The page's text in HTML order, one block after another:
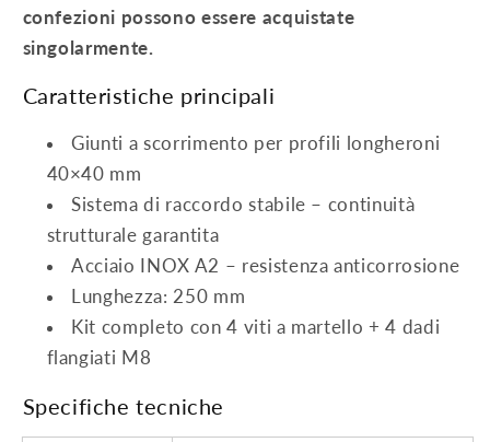
confezioni possono essere acquistate
singolarmente.
Caratteristiche principali
Giunti a scorrimento per profili longheroni
40×40 mm
Sistema di raccordo stabile – continuità
strutturale garantita
Acciaio INOX A2 – resistenza anticorrosione
Lunghezza: 250 mm
Kit completo con 4 viti a martello + 4 dadi
flangiati M8
Specifiche tecniche